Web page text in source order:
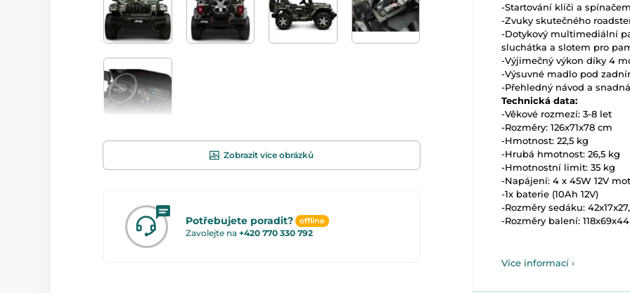
Zobrazit více obrázků
Potřebujete poradit? offline
Zavolejte na +420 770 330 792
-Startování klíči a
-Zvuky skutečného
-Dotykový multimediální
sluchátka a slotem pro
-Výjimečný výkon díky 4
-Výsuvné madlo pod
-Přehledný návod a
Technická data:
-Věkové rozmezí: 3-8 let
-Rozměry: 126x71x78 cm
-Hmotnost: 22,5 kg
-Hrubá hmotnost: 26,5 kg
-Hmotnostní limit: 35 kg
-Napájení: 4 x 45W 12V
-1x baterie (10Ah 12V)
-Rozměry sedáku:
-Rozměry balení:
Více informací ›